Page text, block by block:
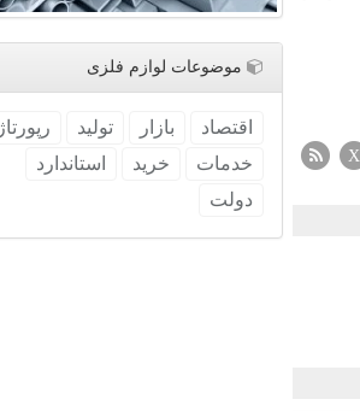
X
موضوعات لوازم فلزی
اقتصاد بازار تولید
رپورتاژ
خدمات
خرید
استاندارد
دولت